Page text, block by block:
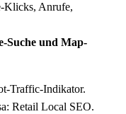
Klicks, Anrufe,
Suche und Map-
Traffic-Indikator.
Retail Local SEO.